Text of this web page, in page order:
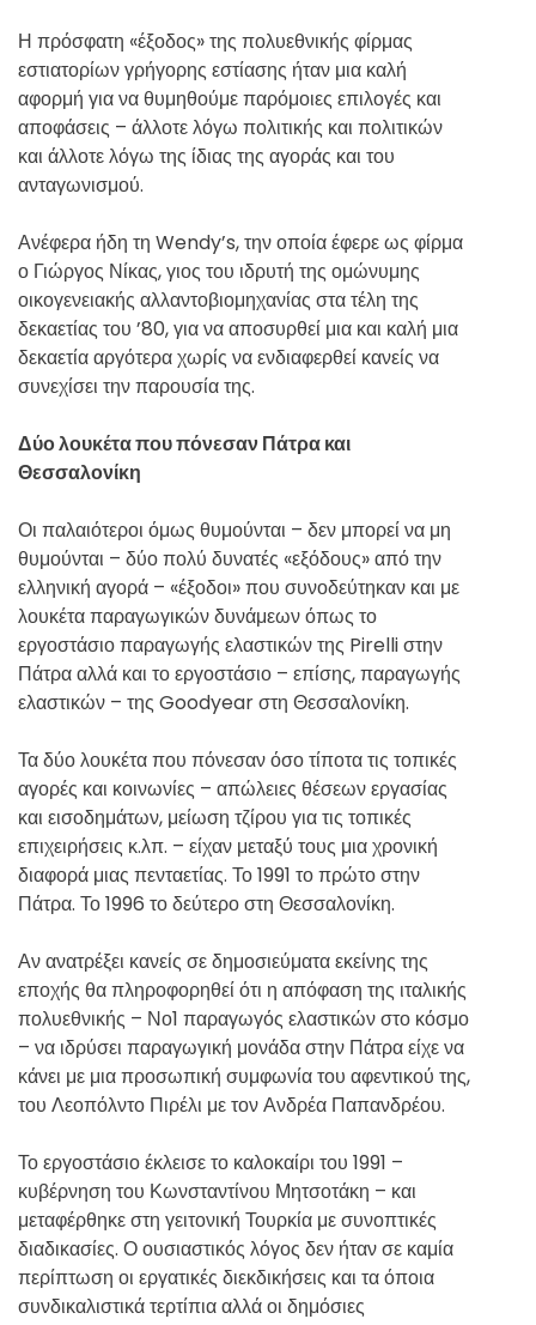
Η πρόσφατη «έξοδος» της πολυεθνικής φίρμας
εστιατορίων γρήγορης εστίασης ήταν μια καλή
αφορμή για να θυμηθούμε παρόμοιες επιλογές και
αποφάσεις – άλλοτε λόγω πολιτικής και πολιτικών
και άλλοτε λόγω της ίδιας της αγοράς και του
ανταγωνισμού.
Ανέφερα ήδη τη Wendy’s, την οποία έφερε ως φίρμα
ο Γιώργος Νίκας, γιος του ιδρυτή της ομώνυμης
οικογενειακής αλλαντοβιομηχανίας στα τέλη της
δεκαετίας του ’80, για να αποσυρθεί μια και καλή μια
δεκαετία αργότερα χωρίς να ενδιαφερθεί κανείς να
συνεχίσει την παρουσία της.
Δύο λουκέτα που πόνεσαν Πάτρα και
Θεσσαλονίκη
Οι παλαιότεροι όμως θυμούνται – δεν μπορεί να μη
θυμούνται – δύο πολύ δυνατές «εξόδους» από την
ελληνική αγορά – «έξοδοι» που συνοδεύτηκαν και με
λουκέτα παραγωγικών δυνάμεων όπως το
εργοστάσιο παραγωγής ελαστικών της Pirelli στην
Πάτρα αλλά και το εργοστάσιο – επίσης, παραγωγής
ελαστικών – της Goodyear στη Θεσσαλονίκη.
Τα δύο λουκέτα που πόνεσαν όσο τίποτα τις τοπικές
αγορές και κοινωνίες – απώλειες θέσεων εργασίας
και εισοδημάτων, μείωση τζίρου για τις τοπικές
επιχειρήσεις κ.λπ. – είχαν μεταξύ τους μια χρονική
διαφορά μιας πενταετίας. Το 1991 το πρώτο στην
Πάτρα. Το 1996 το δεύτερο στη Θεσσαλονίκη.
Αν ανατρέξει κανείς σε δημοσιεύματα εκείνης της
εποχής θα πληροφορηθεί ότι η απόφαση της ιταλικής
πολυεθνικής – Νο1 παραγωγός ελαστικών στο κόσμο
– να ιδρύσει παραγωγική μονάδα στην Πάτρα είχε να
κάνει με μια προσωπική συμφωνία του αφεντικού της,
του Λεοπόλντο Πιρέλι με τον Ανδρέα Παπανδρέου.
Το εργοστάσιο έκλεισε το καλοκαίρι του 1991 –
κυβέρνηση του Κωνσταντίνου Μητσοτάκη – και
μεταφέρθηκε στη γειτονική Τουρκία με συνοπτικές
διαδικασίες. Ο ουσιαστικός λόγος δεν ήταν σε καμία
περίπτωση οι εργατικές διεκδικήσεις και τα όποια
συνδικαλιστικά τερτίπια αλλά οι δημόσιες